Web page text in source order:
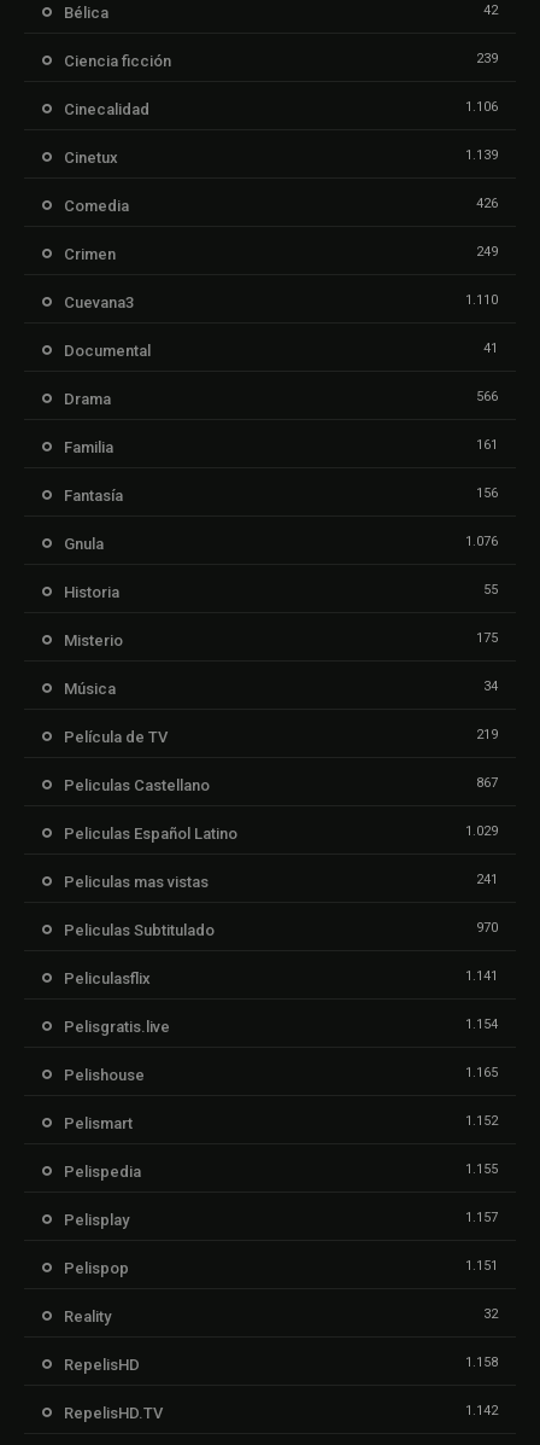
Bélica 42
Ciencia ficción 239
Cinecalidad 1.106
Cinetux 1.139
Comedia 426
Crimen 249
Cuevana3 1.110
Documental 41
Drama 566
Familia 161
Fantasía 156
Gnula 1.076
Historia 55
Misterio 175
Música 34
Película de TV 219
Peliculas Castellano 867
Peliculas Español Latino 1.029
Peliculas mas vistas 241
Peliculas Subtitulado 970
Peliculasflix 1.141
Pelisgratis.live 1.154
Pelishouse 1.165
Pelismart 1.152
Pelispedia 1.155
Pelisplay 1.157
Pelispop 1.151
Reality 32
RepelisHD 1.158
RepelisHD.TV 1.142